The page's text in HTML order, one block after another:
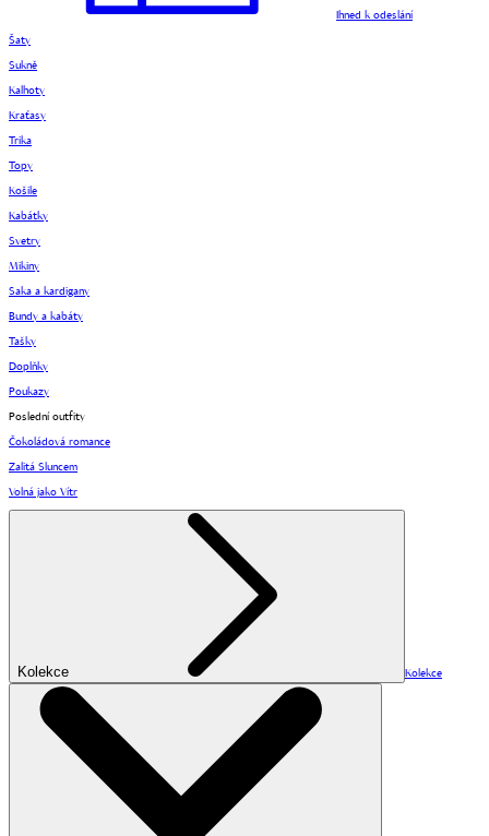
Ihned k odeslání
Šaty
Sukně
Kalhoty
Kraťasy
Trika
Topy
Košile
Kabátky
Svetry
Mikiny
Saka a kardigany
Bundy a kabáty
Tašky
Doplňky
Poukazy
Poslední outfity
Čokoládová romance
Zalitá Sluncem
Volná jako Vítr
Kolekce Kolekce